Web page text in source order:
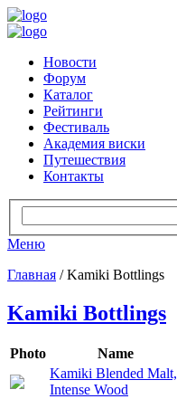
Новости
Форум
Каталог
Рейтинги
Фестиваль
Академия виски
Путешествия
Контакты
Меню
Главная / Kamiki Bottlings
Kamiki Bottlings
Photo Name
Kamiki Blended Malt,
Intense Wood